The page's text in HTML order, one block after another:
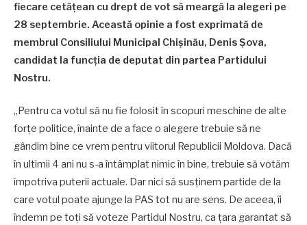
fiecare cetățean cu drept de vot să meargă la alegeri pe
28 septembrie. Această opinie a fost exprimată de
membrul Consiliului Municipal Chișinău, Denis Șova,
candidat la funcția de deputat din partea Partidului
Nostru.
„Pentru ca votul să nu fie folosit în scopuri meschine de alte
forțe politice, înainte de a face o alegere trebuie să ne
gândim bine ce vrem pentru viitorul Republicii Moldova. Dacă
în ultimii 4 ani nu s-a întâmplat nimic în bine, trebuie să votăm
împotriva puterii actuale. Dar nici să susținem partide de la
care votul poate ajunge la PAS tot nu are sens. De aceea, îi
îndemn pe toți să voteze Partidul Nostru, ca țara garantat să